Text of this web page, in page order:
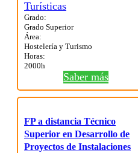
Grado:
Grado Superior
Área:
Hostelería y Turismo
Horas:
2000h
Saber más
FP a distancia Técnico
Superior en Desarrollo de
Proyectos de Instalaciones